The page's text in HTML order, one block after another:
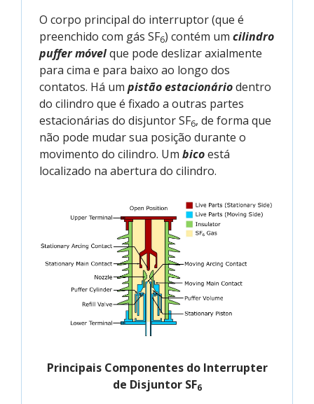
O corpo principal do interruptor (que é
preenchido com gás SF6) contém um cilindro
puffer móvelque pode deslizar axialmente
para cima e para baixo ao longo dos
contatos. Há um pistão estacionáriodentro
do cilindro que é fixado a outras partes
estacionárias do disjuntor SF6, de forma que
não pode mudar sua posição durante o
movimento do cilindro. Um bicoestá
localizado na abertura do cilindro.
Principais Componentes do Interrupter
de Disjuntor SF6